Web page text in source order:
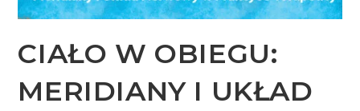
CIAŁO W OBIEGU:
MERIDIANY I UKŁAD